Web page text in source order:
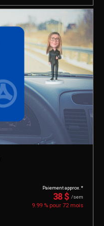
Paiement approx.*
38 $ /sem
9.99 % pour72mois